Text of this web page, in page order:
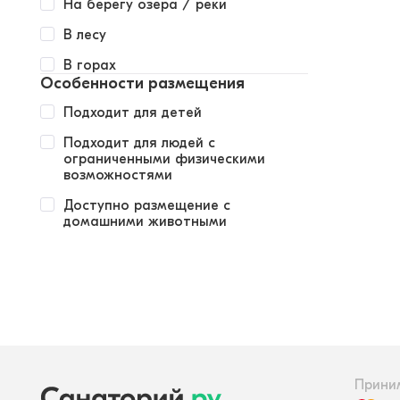
На берегу озера / реки
В лесу
В горах
Особенности размещения
Подходит для детей
Подходит для людей с
ограниченными физическими
возможностями
Доступно размещение с
домашними животными